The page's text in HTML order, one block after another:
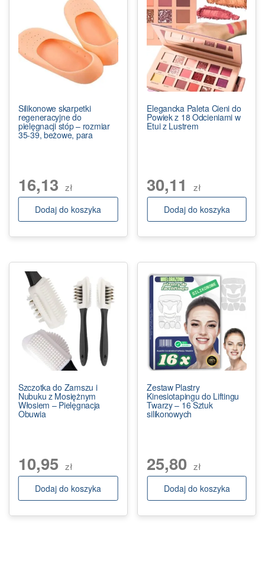
Silikonowe skarpetki
regeneracyjne do
pielęgnacji stóp – rozmiar
35-39, beżowe, para
16,13 zł
Dodaj do koszyka
Elegancka Paleta Cieni do
Powiek z 18 Odcieniami w
Etui z Lustrem
30,11 zł
Dodaj do koszyka
Szczotka do Zamszu i
Nubuku z Mosiężnym
Włosiem – Pielęgnacja
Obuwia
10,95 zł
Dodaj do koszyka
Zestaw Plastry
Kinesiotapingu do Liftingu
Twarzy – 16 Sztuk
silikonowych
25,80 zł
Dodaj do koszyka